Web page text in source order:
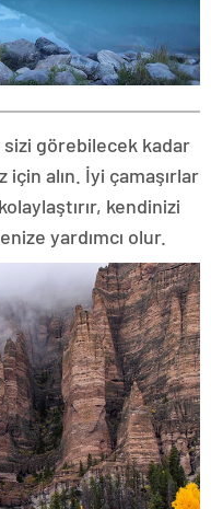
sizi görebilecek kadar
alın. İyi çamaşırlar
kendinizi
yardımcı olur.